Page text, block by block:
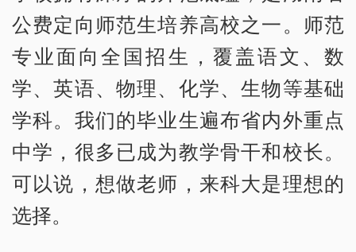
公费定向师范生培养高校之一。师范
专业面向全国招生，覆盖语文、数
学、英语、物理、化学、生物等基础
学科。我们的毕业生遍布省内外重点
中学，很多已成为教学骨干和校长。
可以说，想做老师，来科大是理想的
选择。